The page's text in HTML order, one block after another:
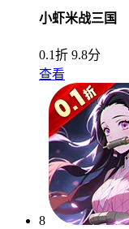
小虾米战三国
0.1折 9.8分
查看
8